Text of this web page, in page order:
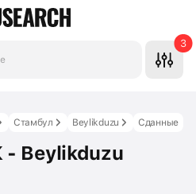
3
Сданные
Beylikduzu
Стамбул
Beylikduzu